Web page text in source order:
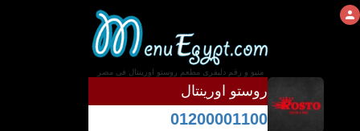
منيو و رقم دليفرى مطعم روستو اورينتال فى مصر
روستو اورينتال
01200001100